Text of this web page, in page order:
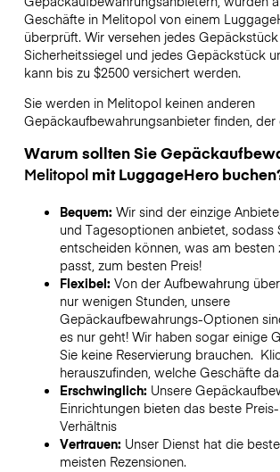
Geschäfte in Melitopolvon einem
überprüft. Wir versehen jedes
Sicherheitssiegel und jedes Gepäckstück
kann bis zu $2500versichert werden.
Sie werden in Melitopolkeinen anderen
Gepäckaufbewahrungsanbieter finden, der
Warum sollten Sie
Melitopolmit LuggageHero
Bequem: Wir sind der einzige
und Tagesoptionen anbietet, sodass
entscheiden können, was am besten
passt, zum besten Preis!
Flexibel: Von der Aufbewahrung
nur wenigen Stunden, unsere
Gepäckaufbewahrungs-Optionen
es nur geht! Wir haben sogar einige
Sie keine Reservierung brauchen.
herauszufinden, welche Geschäfte
Erschwinglich: Unsere
Einrichtungen bieten das beste
Verhältnis
Vertrauen: Unser Dienst hat die
meisten Rezensionen.